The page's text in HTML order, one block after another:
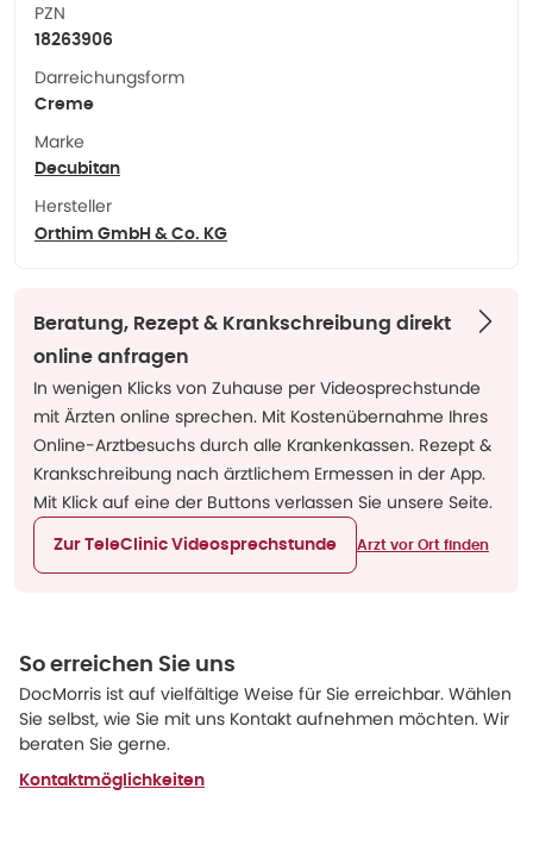
PZN
18263906
Darreichungsform
Creme
Marke
Decubitan
Hersteller
Orthim GmbH & Co. KG
Beratung, Rezept & Krankschreibung direkt
online anfragen
In wenigen Klicks von Zuhause per Videosprechstunde
mit Ärzten online sprechen. Mit Kostenübernahme Ihres
Online-Arztbesuchs durch alle Krankenkassen. Rezept &
Krankschreibung nach ärztlichem Ermessen in der App.
Mit Klick auf eine der Buttons verlassen Sie unsere Seite.
Zur TeleClinic Videosprechstunde Arzt vor Ort finden
So erreichen Sie uns
DocMorris ist auf vielfältige Weise für Sie erreichbar. Wählen
Sie selbst, wie Sie mit uns Kontakt aufnehmen möchten. Wir
beraten Sie gerne.
Kontaktmöglichkeiten